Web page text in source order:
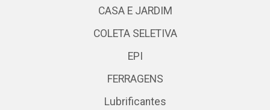
CASA E JARDIM
COLETA SELETIVA
EPI
FERRAGENS
Lubrificantes